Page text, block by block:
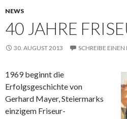
NEWS
40 JAHRE
30. AUGUST 2013 SCHREIBE
1969 beginnt die
Erfolgsgeschichte von
Gerhard Mayer, Steiermarks
einzigem Friseur-